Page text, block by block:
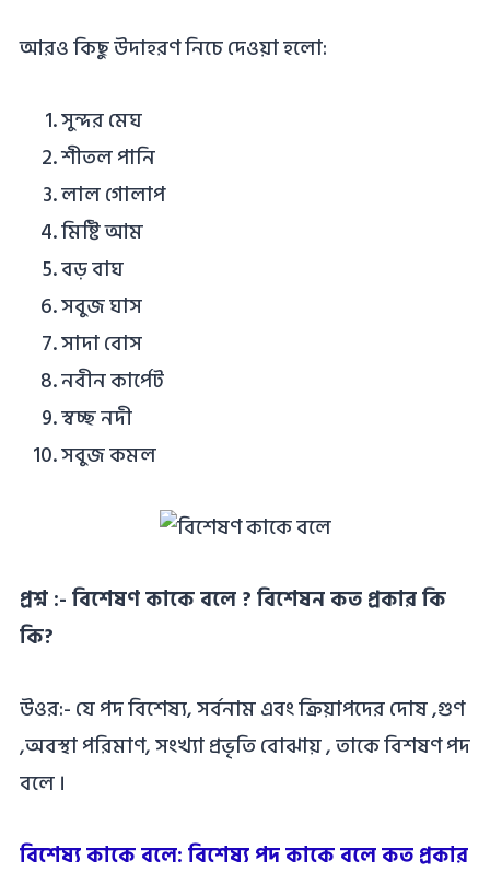
আরও কিছু উদাহরণ নিচে দেওয়া হলো:
সুন্দর মেঘ
শীতল পানি
লাল গোলাপ
মিষ্টি আম
বড় বাঘ
সবুজ ঘাস
সাদা বোস
নবীন কার্পেট
স্বচ্ছ নদী
সবুজ কমল
প্রশ্ন :- বিশেষণ কাকে বলে ? বিশেষন কত প্রকার কি
কি?
উওর:- যে পদ বিশেষ্য, সর্বনাম এবং ক্রিয়াপদের দোষ ,গুণ
,অবস্থা পরিমাণ, সংখ্যা প্রভৃতি বোঝায় , তাকে বিশষণ পদ
বলে ।
বিশেষ্য কাকে বলে: বিশেষ্য পদ কাকে বলে কত প্রকার